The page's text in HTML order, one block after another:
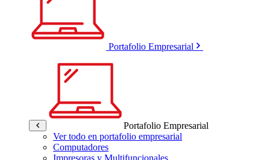
Portafolio Empresarial
Portafolio Empresarial
Ver todo en portafolio empresarial
Computadores
Impresoras y Multifuncionales